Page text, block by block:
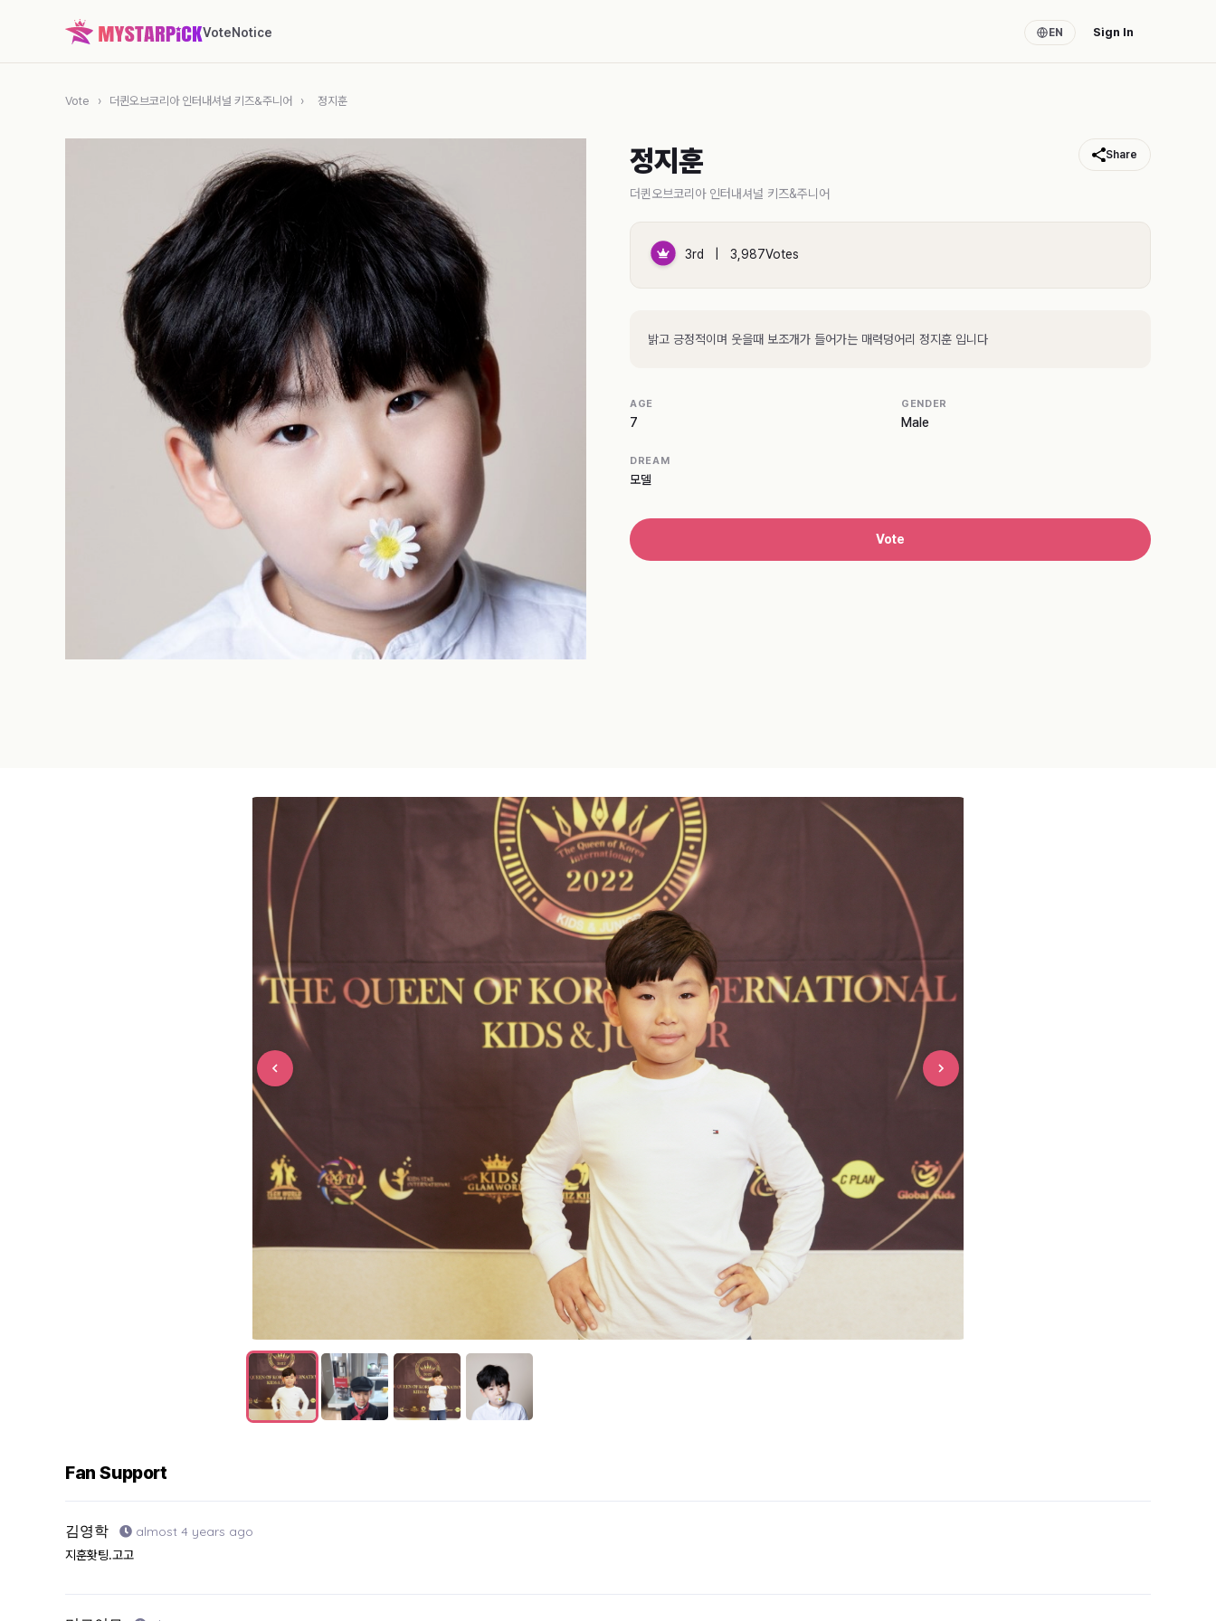
VoteNotice EN Sign In
Vote › 더퀸오브코리아 인터내셔널 키즈&주니어 › 정지훈
정지훈 Share
더퀸오브코리아 인터내셔널 키즈&주니어
3rd | 3,987Votes
밝고 긍정적이며 웃을때 보조개가 들어가는 매력덩어리 정지훈 입니다
AGE
7
GENDER
Male
DREAM
모델
Vote
Fan Support
김영학 almost 4 years ago
지훈홧팅.고고